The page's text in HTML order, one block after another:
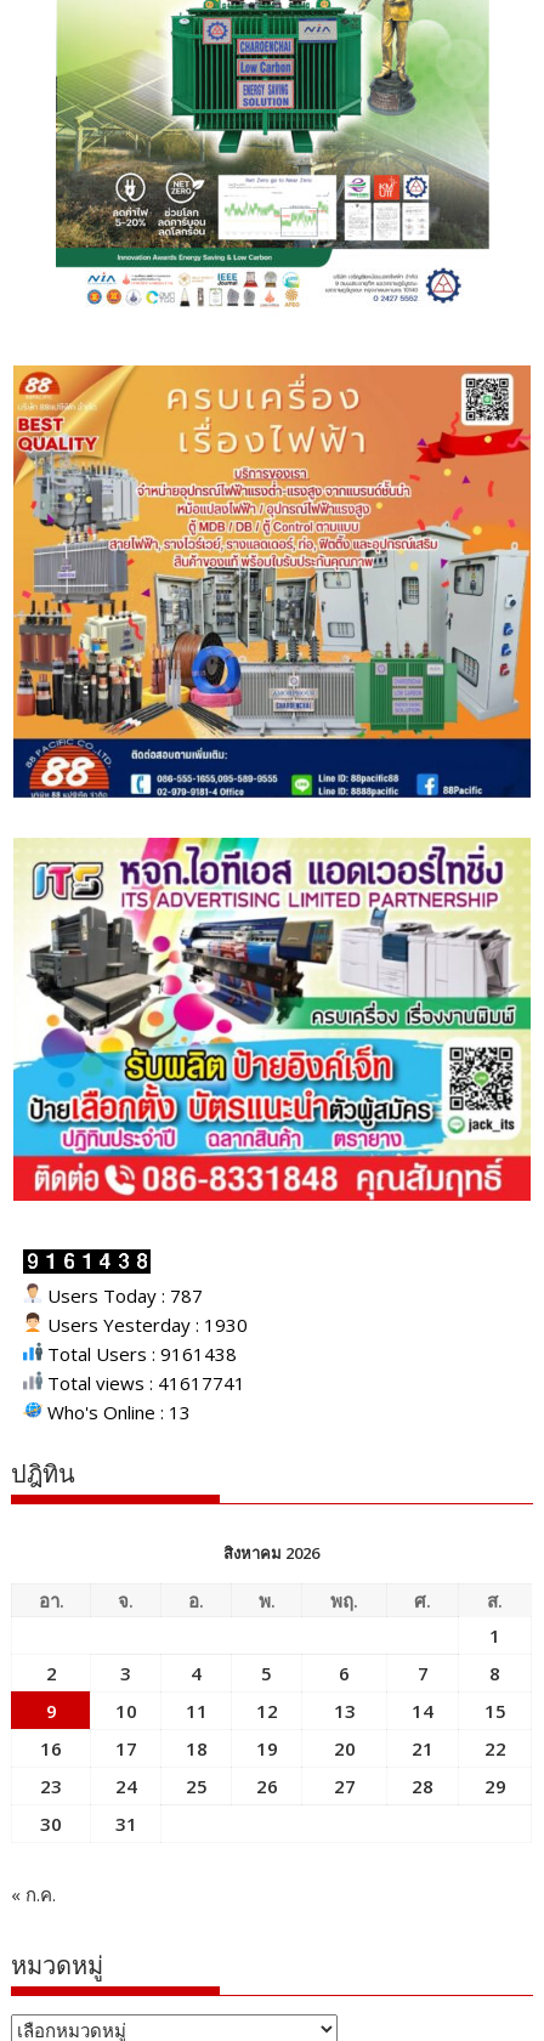
Users Today : 787
Users Yesterday : 1930
Total Users : 9161438
Total views : 41617741
Who's Online : 13
ปฎิทิน
สิงหาคม 2026
อา. จ. อ. พ. พฤ. ศ.
ส.
1
2
3 4 5 6 7
8
9
10 11 12 13 14
15
16
17 18 19 20 21
22
23
24 25 26 27 28
29
30
31
« ก.ค.
หมวดหมู่
หมวด